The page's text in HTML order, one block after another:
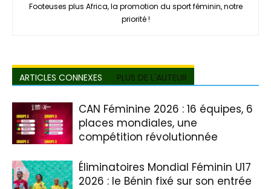
Footeuses plus Africa, la promotion du sport féminin, notre
priorité !
ARTICLES CONNEXES PLUS DE L'AUTEUR
CAN Féminine 2026 : 16 équipes, 6
places mondiales, une
compétition révolutionnée
Éliminatoires Mondial Féminin U17
2026 : le Bénin fixé sur son entrée